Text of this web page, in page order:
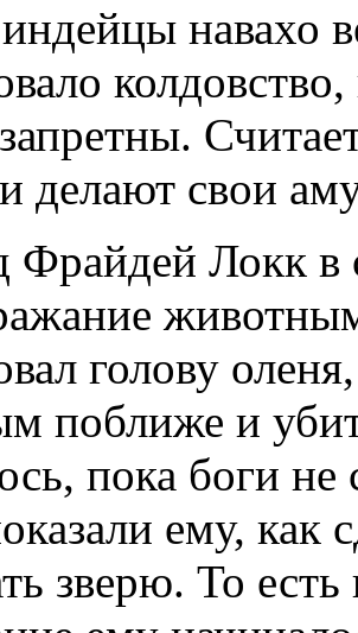
навахо
делают свои
Фрайдей Локк в
голову
поближе и
пока боги
ему, как
зверю. То